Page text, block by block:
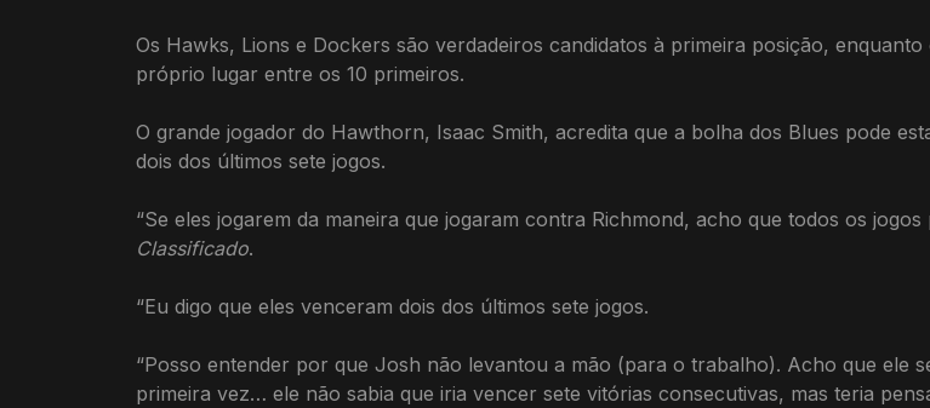
Os Hawks, Lions e Dockers são verdadeiros candidatos à primeira posição,
próprio lugar entre os 10 primeiros.
O grande jogador do Hawthorn, Isaac Smith, acredita que a bolha dos Blues pode
dois dos últimos sete jogos.
“Se eles jogarem da maneira que jogaram contra Richmond, acho que todos os jogos
Classificado.
“Eu digo que eles venceram dois dos últimos sete jogos.
“Posso entender por que Josh não levantou a mão (para o trabalho). Acho que ele
primeira vez… ele não sabia que iria vencer sete vitórias consecutivas, mas teria